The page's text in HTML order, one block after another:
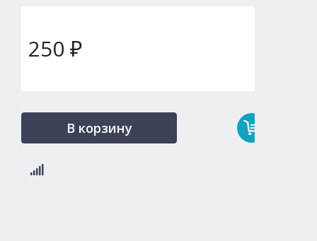
250 ₽
В корзину